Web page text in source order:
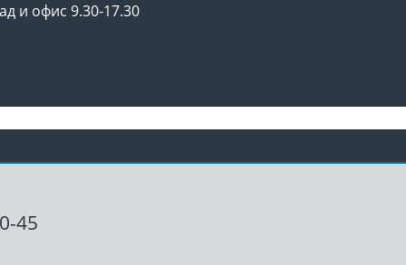
и офис 9.30-17.30
45